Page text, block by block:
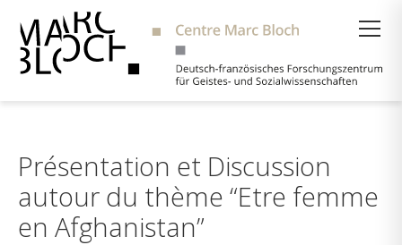
Présentation et Discussion
autour du thème “Etre femme
en Afghanistan”